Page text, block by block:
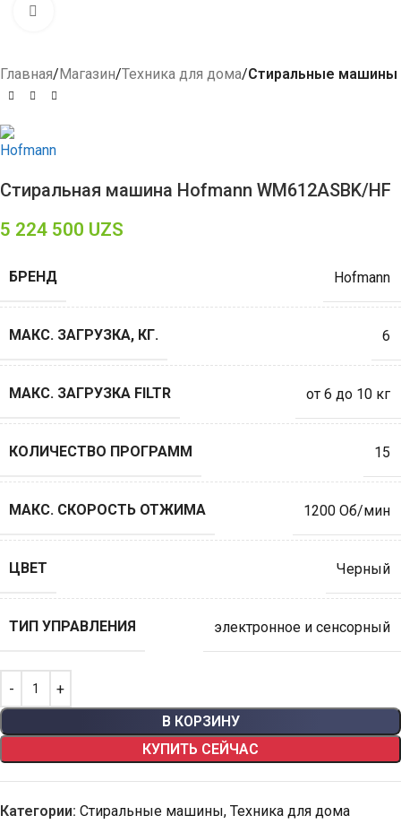
Главная Магазин Техника для дома Стиральные машины
Стиральная машина Hofmann WM612ASBK/HF
5 224 500 UZS
БРЕНД Hofmann
МАКС. ЗАГРУЗКА, КГ. 6
МАКС. ЗАГРУЗКА FILTR от 6 до 10 кг
КОЛИЧЕСТВО ПРОГРАММ 15
МАКС. СКОРОСТЬ ОТЖИМА 1200 Об/мин
ЦВЕТ Черный
ТИП УПРАВЛЕНИЯ электронное и сенсорный
В КОРЗИНУ
КУПИТЬ СЕЙЧАС
Категории: Стиральные машины, Техника для дома